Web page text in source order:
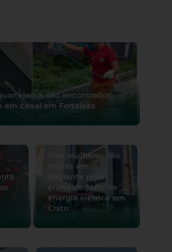
são encontrados
em canal em Fortaleza
Três mulheres são
presas em
flagrante pelo
crime de furto de
energia elétrica em
Crato